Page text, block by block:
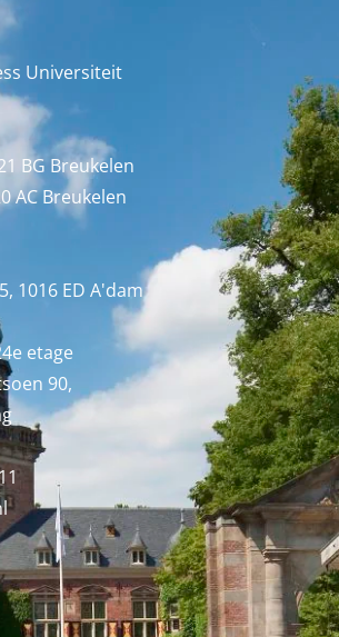
Universiteit
BG Breukelen
AC Breukelen
1016 ED A'dam
etage
90,